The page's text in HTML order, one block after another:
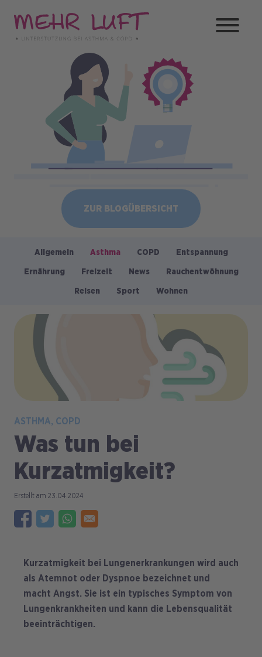
zum
Inhalt
ZUR BLOGÜBERSICHT
Kategorien
Allgemein Asthma COPD Entspannung
Ernährung Freizeit News Rauchentwöhnung
Reisen Sport Wohnen
ASTHMA COPD
Was tun bei
Kurzatmigkeit?
23.04.2024
Kurzatmigkeit bei Lungenerkrankungen wird auch
als Atemnot oder Dyspnoe bezeichnet und
macht Angst. Sie ist ein typisches Symptom von
Lungenkrankheiten und kann die Lebensqualität
beeinträchtigen.